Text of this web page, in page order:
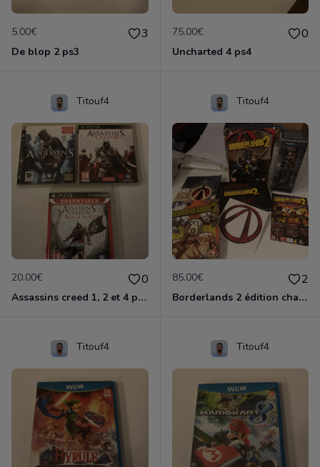
5.00€ 3
De blop 2 ps3
75.00€ 0
Uncharted 4 ps4
Titouf4
20.00€ 0
Assassins creed 1, 2 et 4 ps3
Titouf4
85.00€ 2
Borderlands 2 édition chasseur de l'arche ps3
Titouf4 Titouf4